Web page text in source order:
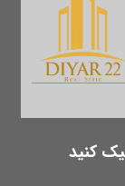
کنید